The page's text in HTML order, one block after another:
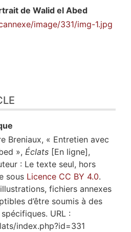
de Walid el Abed
image/331/img-1.jpg
Breniaux, « Entretien avec
», Éclats [En ligne],
: Le texte seul, hors
sous Licence CC BY 4.0.
fichiers annexes
d’être soumis à des
URL :
index.php?id=331